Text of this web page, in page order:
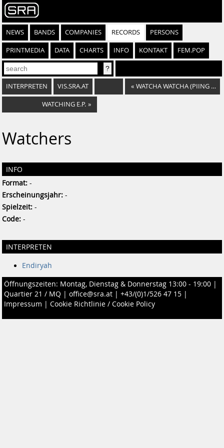
NEWS BANDS COMPANIES RECORDS PERSONS
PRINTMEDIA DATA CHARTS INFO KONTAKT FEM.POP
INTERPRETEN VIS.SRA.AT « WATCHA WATCHA (PIING PIING) / ROTESSCHAF
WATCHING E.P. »
Watchers
INFO
Format: -
Erscheinungsjahr: -
Spielzeit: -
Code: -
INTERPRETEN
Endiryah
Öffnungszeiten: Montag, Dienstag & Donnerstag 13:00 - 19:00 |
Quartier 21 / MQ | office@sra.at | +43/(0)1/526 47 15 |
Impressum | Cookie Richtlinie / Cookie Policy